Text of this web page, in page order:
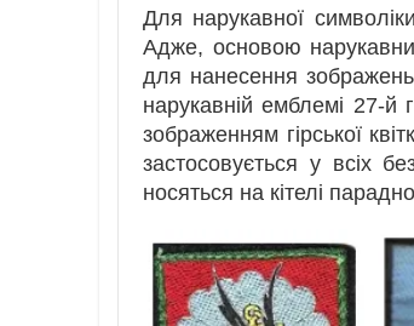
Для нарукавної
Адже, основою
для нанесення
нарукавній емблемі 27-й
зображенням гірської
застосовується у всіх
носяться на кітелі